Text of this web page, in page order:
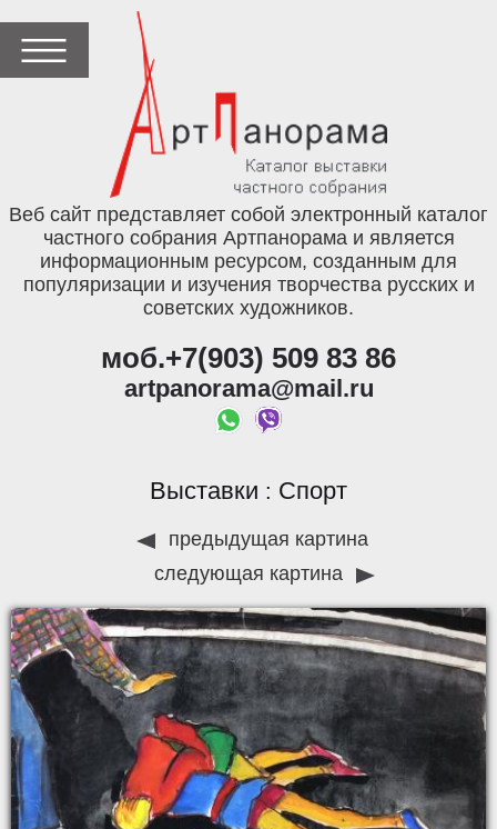
Веб сайт представляет собой электронный каталог
частного собрания Артпанорама и является
информационным ресурсом, созданным для
популяризации и изучения творчества русских и
советских художников.
моб.+7(903) 509 83 86
artpanorama@mail.ru
Выставки : Спорт
предыдущая картина
следующая картина